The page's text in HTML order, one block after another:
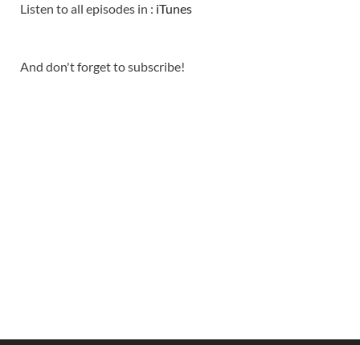
Listen to all episodes in : iTunes
And don't forget to subscribe!